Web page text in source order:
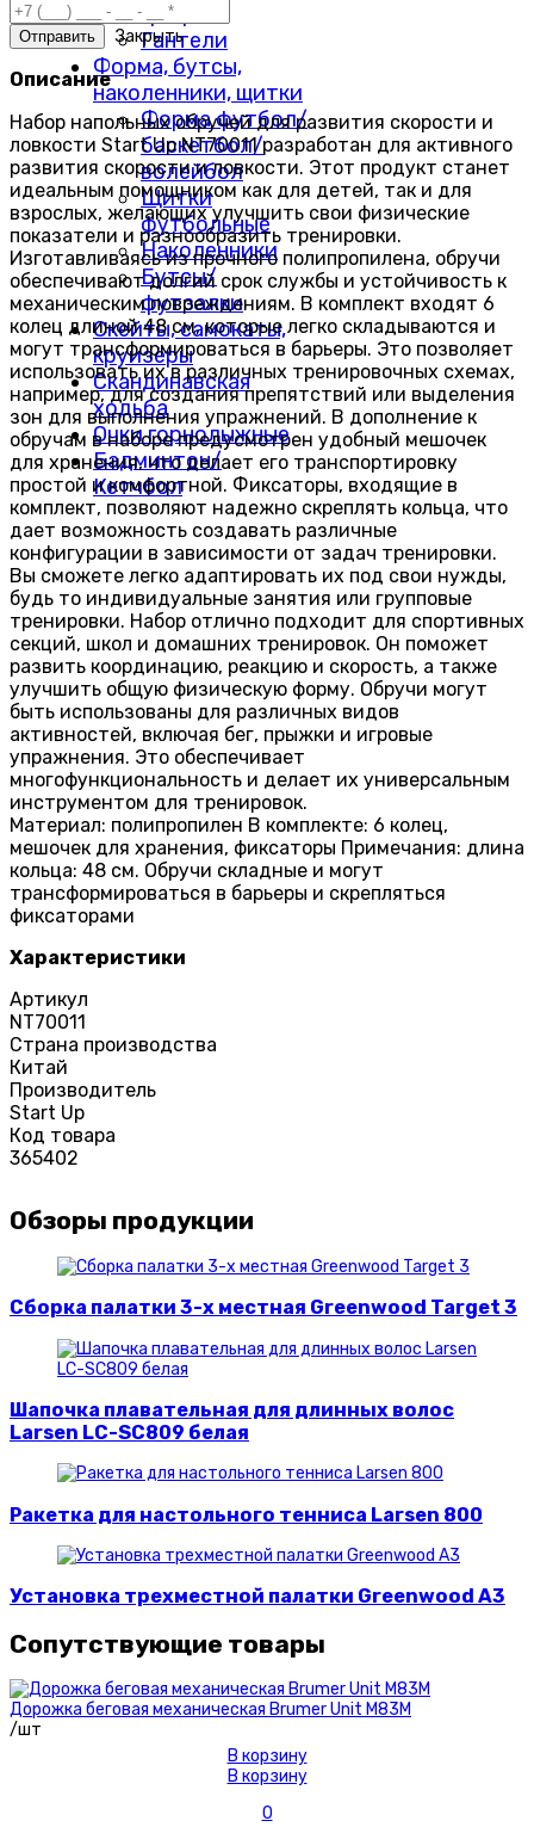
Грифы
Гантели
Форма, бутсы,
наколенники, щитки
Форма футбол/
баскетбол/
волейбол
Щитки
футбольные
Наколенники
Бутсы/
футзалки
Скейты, самокаты,
круизёры
Скандинавская
ходьба
Очки горнолыжные
Бадминтон/
Кетчбол
Закрыть
Описание
Набор напольных обручей для развития скорости и
ловкости Start Up NT70011 разработан для активного
развития скорости и ловкости. Этот продукт станет
идеальным помощником как для детей, так и для
взрослых, желающих улучшить свои физические
показатели и разнообразить тренировки.
Изготавливаясь из прочного полипропилена, обручи
обеспечивают долгий срок службы и устойчивость к
механическим повреждениям. В комплект входят 6
колец длиной 48 см, которые легко складываются и
могут трансформироваться в барьеры. Это позволяет
использовать их в различных тренировочных схемах,
например, для создания препятствий или выделения
зон для выполнения упражнений. В дополнение к
обручам в наборе предусмотрен удобный мешочек
для хранения, что делает его транспортировку
простой и комфортной. Фиксаторы, входящие в
комплект, позволяют надежно скреплять кольца, что
дает возможность создавать различные
конфигурации в зависимости от задач тренировки.
Вы сможете легко адаптировать их под свои нужды,
будь то индивидуальные занятия или групповые
тренировки. Набор отлично подходит для спортивных
секций, школ и домашних тренировок. Он поможет
развить координацию, реакцию и скорость, а также
улучшить общую физическую форму. Обручи могут
быть использованы для различных видов
активностей, включая бег, прыжки и игровые
упражнения. Это обеспечивает
многофункциональность и делает их универсальным
инструментом для тренировок.
Материал: полипропилен В комплекте: 6 колец,
мешочек для хранения, фиксаторы Примечания: длина
кольца: 48 см. Обручи складные и могут
трансформироваться в барьеры и скрепляться
фиксаторами
Характеристики
Артикул
NT70011
Страна производства
Китай
Производитель
Start Up
Код товара
365402
Обзоры продукции
Сборка палатки 3-х местная Greenwood Target 3
Шапочка плавательная для длинных волос
Larsen LC-SC809 белая
Ракетка для настольного тенниса Larsen 800
Установка трехместной палатки Greenwood A3
Сопутствующие товары
Дорожка беговая механическая Brumer Unit M83M
/шт
В корзину
В корзину
0